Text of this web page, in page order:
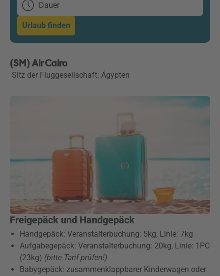
Dauer
Urlaub finden
(SM) Air Cairo
Sitz der Fluggesellschaft: Ägypten
Freigepäck und Handgepäck
Handgepäck: Veranstalterbuchung: 5kg, Linie: 7kg
Aufgabegepäck: Veranstalterbuchung: 20kg, Linie: 1PC
(23kg) (bitte Tarif prüfen!)
Babygepäck: zusammenklappbarer Kinderwagen oder